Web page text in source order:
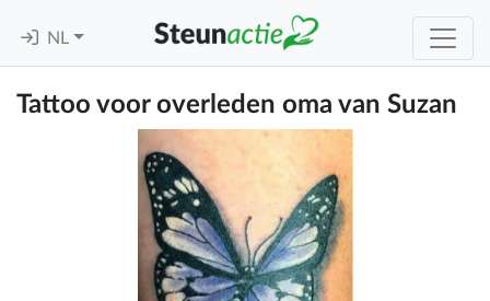
NL
Tattoo voor overleden oma van Suzan